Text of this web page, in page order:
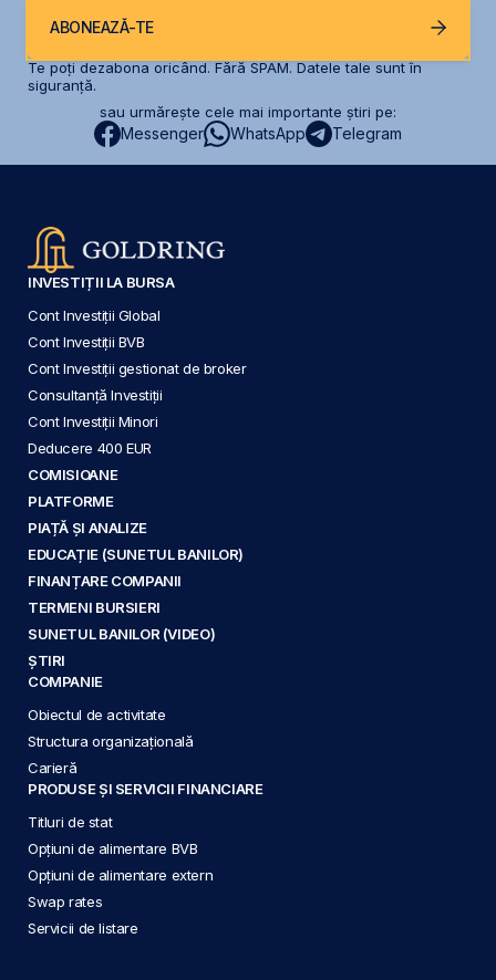
ABONEAZĂ-TE
Te poți dezabona oricând. Fără SPAM. Datele tale sunt în
siguranță.
sau urmărește cele mai importante știri pe:
Messenger WhatsApp Telegram
INVESTIȚII LA BURSA
Cont Investiții Global
Cont Investiții BVB
Cont Investiții gestionat de broker
Consultanță Investiții
Cont Investiții Minori
Deducere 400 EUR
COMISIOANE
PLATFORME
PIAȚĂ ȘI ANALIZE
EDUCAȚIE (SUNETUL BANILOR)
FINANȚARE COMPANII
TERMENI BURSIERI
SUNETUL BANILOR (VIDEO)
ȘTIRI
COMPANIE
Obiectul de activitate
Structura organizațională
Carieră
PRODUSE ȘI SERVICII FINANCIARE
Titluri de stat
Opțiuni de alimentare BVB
Opțiuni de alimentare extern
Swap rates
Servicii de listare